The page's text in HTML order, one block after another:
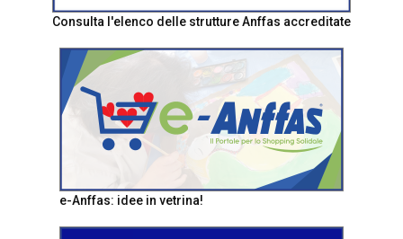
Consulta l'elenco delle strutture Anffas accreditate
e-Anffas: idee in vetrina!